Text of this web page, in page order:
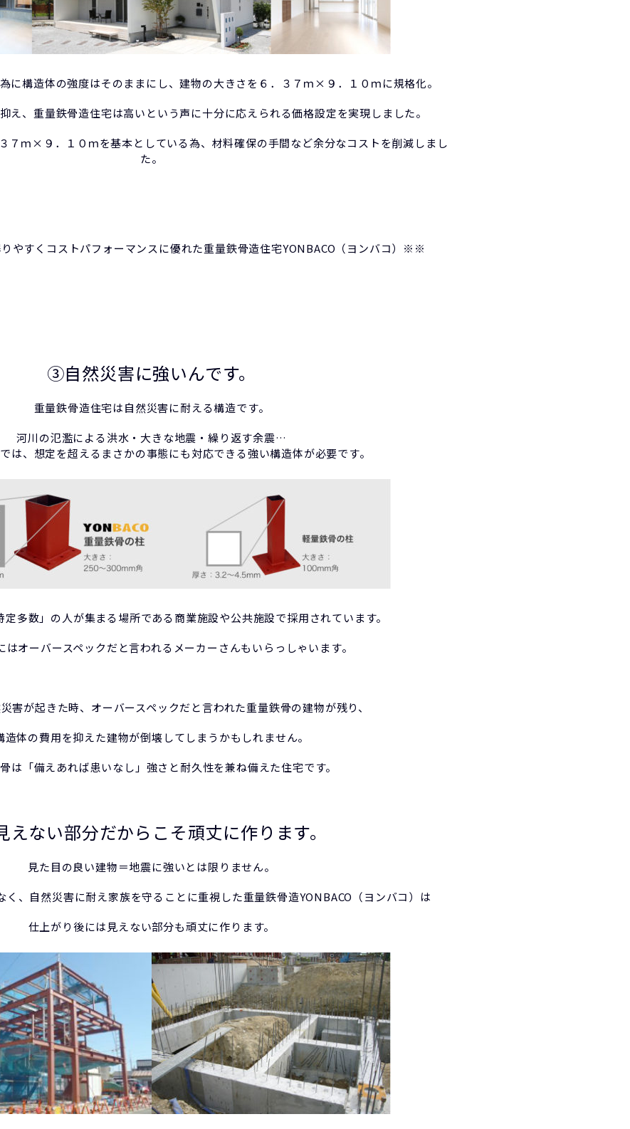
に構造体の強度はそのままにし、建物の大きさを６．３７ｍ×９．１０ｍに規格化。
え、重量鉄骨造住宅は高いという声に十分に応えられる価格設定を実現しました。
７ｍ×９．１０ｍを基本としている為、材料確保の手間など余分なコストを削減しまし
た。
やすくコストパフォーマンスに優れた重量鉄骨造住宅YONBACO（ヨンバコ）※※
③自然災害に強いんです。
重量鉄骨造住宅は自然災害に耐える構造です。
河川の氾濫による洪水・大きな地震・繰り返す余震…
は、想定を超えるまさかの事態にも対応できる強い構造体が必要です。
多数」の人が集まる場所である商業施設や公共施設で採用されています。
はオーバースペックだと言われるメーカーさんもいらっしゃいます。
害が起きた時、オーバースペックだと言われた重量鉄骨の建物が残り、
造体の費用を抑えた建物が倒壊してしまうかもしれません。
は「備えあれば患いなし」強さと耐久性を兼ね備えた住宅です。
ない部分だからこそ頑丈に作ります。
見た目の良い建物＝地震に強いとは限りません。
く、自然災害に耐え家族を守ることに重視した重量鉄骨造YONBACO（ヨンバコ）は
仕上がり後には見えない部分も頑丈に作ります。